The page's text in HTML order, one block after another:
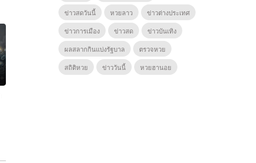
ข่าวสดวันนี้
หวยลาว
ข่าวต่างประเทศ
ข่าวการเมือง
ข่าวสด
ข่าวบันเทิง
ผลสลากกินแบ่งรัฐบาล
ตรวจหวย
สถิติหวย
ข่าววันนี้ หวยฮานอย